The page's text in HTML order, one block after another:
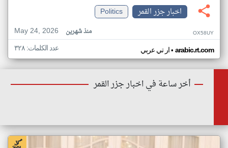
اخبار جزر القمر
Politics
May 24, 2026
منذ شهرين OX58UY
ار تي عربي• arabic.rt.com عدد الكلمات: ٣٢٨
أخر ساعة في اخبار جزر القمر